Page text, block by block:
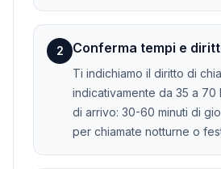
2 Conferma tempi e
Ti indichiamo il diritto di
indicativamente da 35 a 70
di arrivo: 30-60 minuti di
per chiamate notturne o